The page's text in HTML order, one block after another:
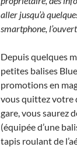
aller jusqu’à
smartphone,
Depuis quelques
petites balises
promotions en
vous quittez votre
gare, vous saurez
(équipée d’une
tapis roulant de